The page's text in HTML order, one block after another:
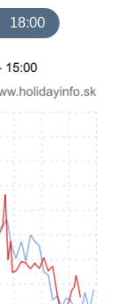
18:00